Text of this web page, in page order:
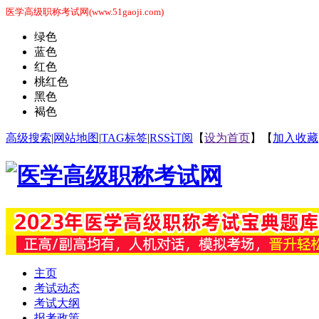
医学高级职称考试网(www.51gaoji.com)
绿色
蓝色
红色
桃红色
黑色
褐色
高级搜索|网站地图|TAG标签|RSS订阅 【设为首页】【 加入收藏
主页
考试动态
考试大纲